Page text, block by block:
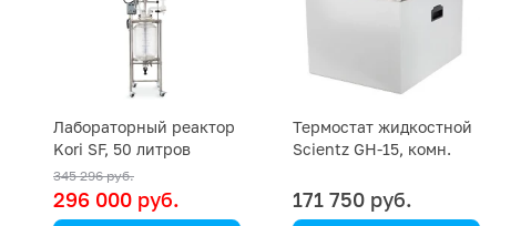
Лабораторный реактор
Kori SF, 50 литров
345 296 руб.
296 000 руб.
Термостат жидкостной
Scientz GH-15, комн.
171 750 руб.